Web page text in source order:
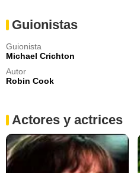
Guionistas
Guionista
Michael Crichton
Autor
Robin Cook
Actores y actrices